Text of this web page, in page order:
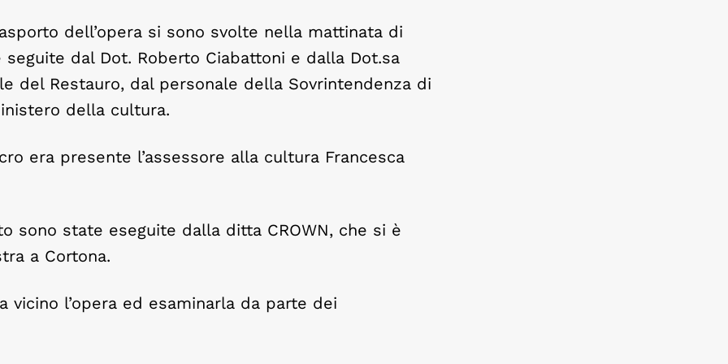
dell’opera si sono svolte nella mattinata di
dal Dot. Roberto Ciabattoni e dalla Dot.sa
del Restauro, dal personale della Sovrintendenza di
della cultura.
era presente l’assessore alla cultura Francesca
sono state eseguite dalla ditta CROWN, che si è
a Cortona.
l’opera ed esaminarla da parte dei